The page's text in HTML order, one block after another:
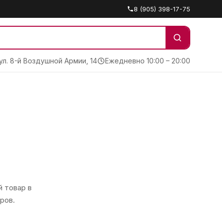
8 (905) 398-17-75
8-й Воздушной Армии, 14 Ежедневно 10:00 – 20:00
товар в